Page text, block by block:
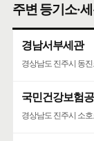
주변 등기소·
경남서부세관
경상남도 진주시 동
국민건강보험
경상남도 진주시 소호